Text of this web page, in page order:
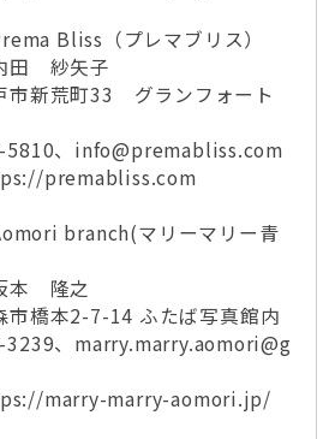
Bliss（プレマブリス）
田 紗矢子
市新荒町33 グランフォート
5810、info@premabliss.com
premabliss.com
branch(マリーマリー青
本 隆之
市橋本2-7-14 ふたば写真館内
、marry.marry.aomori@g
marry-marry-aomori.jp/